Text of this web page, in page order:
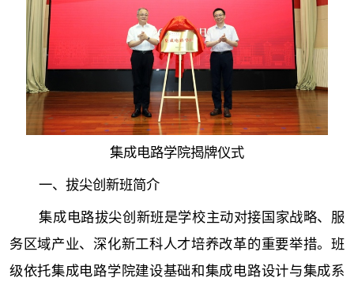
集成电路学院揭牌仪式
一、拔尖创新班简介
集成电路拔尖创新班是学校主动对接国家战略、服
务区域产业、深化新工科人才培养改革的重要举措。班
级依托集成电路学院建设基础和集成电路设计与集成系